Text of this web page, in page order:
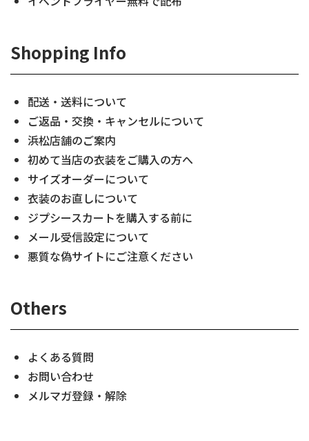
Shopping Info
配送・送料について
ご返品・交換・キャンセルについて
浜松店舗のご案内
初めて当店の衣装をご購入の方へ
サイズオーダーについて
衣装のお直しについて
ジプシースカートを購入する前に
メール受信設定について
悪質な偽サイトにご注意ください
Others
よくある質問
お問い合わせ
メルマガ登録・解除